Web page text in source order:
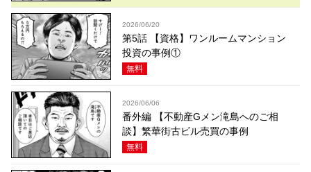
2026/06/20
第5話 【資格】ワンルームマンション
投資の事例①
無料
2026/06/06
番外編 【不動産Gメン滝島へのご相
談】繁華街古ビル売買の事例
無料